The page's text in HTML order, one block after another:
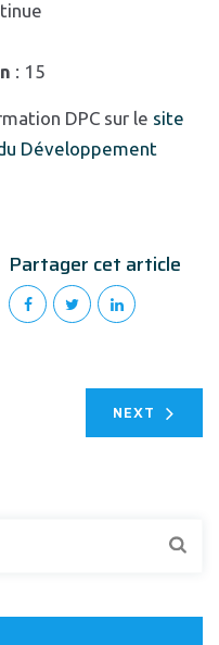
: 15
DPC sur le site
Développement
Partager cet article
NEXT